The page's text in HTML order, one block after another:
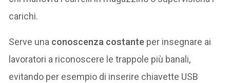
carichi.
Serve una conoscenza costante per insegnare ai
lavoratori a riconoscere le trappole più banali,
evitando per esempio di inserire chiavette USB